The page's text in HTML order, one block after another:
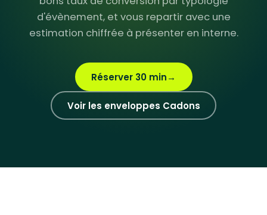
d'évènement, et vous repartir avec une
estimation chiffrée à présenter en interne.
Réserver 30 min→
Voir les enveloppes Cadons